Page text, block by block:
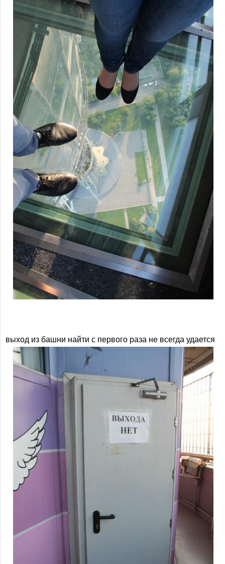
выход из башни найти с первого раза не всегда удается